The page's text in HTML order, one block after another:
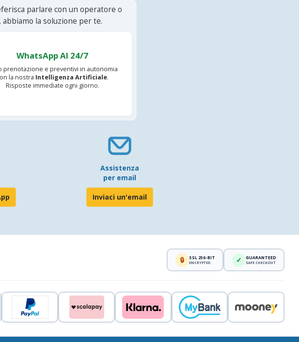
parlare con un operatore o
la soluzione per te.
WhatsApp AI 24/7
prenotazione e preventivi in autonomia
la nostra Intelligenza Artificiale.
Risposte immediate ogni giorno.
Assistenza
per email
Inviaci un'email
🔒 SSL 256-BIT
ENCRYPTED ✓ GUARANTEED
SAFE CHECKOUT